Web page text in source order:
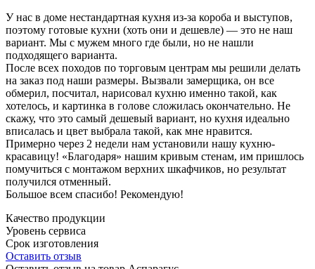
У нас в доме нестандартная кухня из-за короба и выступов,
поэтому готовые кухни (хоть они и дешевле) — это не наш
вариант. Мы с мужем много где были, но не нашли
подходящего варианта.
После всех походов по торговым центрам мы решили делать
на заказ под наши размеры. Вызвали замерщика, он все
обмерил, посчитал, нарисовал кухню именно такой, как
хотелось, и картинка в голове сложилась окончательно. Не
скажу, что это самый дешевый вариант, но кухня идеально
вписалась и цвет выбрала такой, как мне нравится.
Примерно через 2 недели нам установили нашу кухню-
красавицу! «Благодаря» нашим кривым стенам, им пришлось
помучиться с монтажом верхних шкафчиков, но результат
получился отменный.
Большое всем спасибо! Рекомендую!
Качество продукции
Уровень сервиса
Срок изготовления
Оставить отзыв